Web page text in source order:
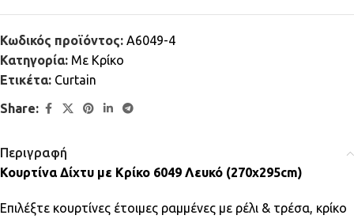
Κωδικός προϊόντος: A6049-4
Κατηγορία: Mε Κρίκο
Ετικέτα: Curtain
Share:
Περιγραφή
Κουρτίνα Δίχτυ με Κρίκο 6049 Λευκό (270x295cm)
Επιλέξτε κουρτίνες έτοιμες ραμμένες με ρέλι & τρέσα, κρίκο